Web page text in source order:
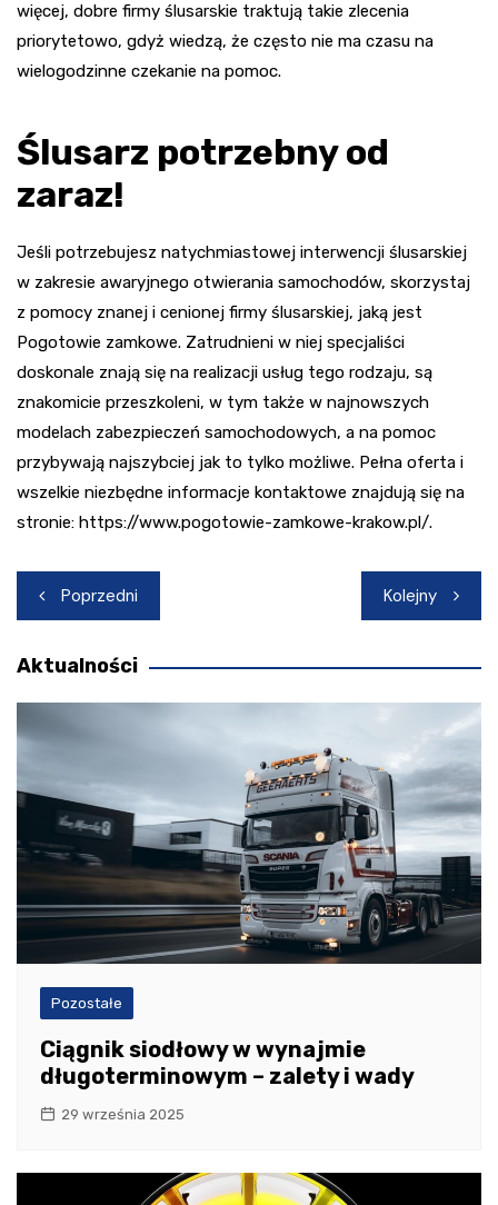
więcej, dobre firmy ślusarskie traktują takie zlecenia
priorytetowo, gdyż wiedzą, że często nie ma czasu na
wielogodzinne czekanie na pomoc.
Ślusarz potrzebny od
zaraz!
Jeśli potrzebujesz natychmiastowej interwencji ślusarskiej
w zakresie awaryjnego otwierania samochodów, skorzystaj
z pomocy znanej i cenionej firmy ślusarskiej, jaką jest
Pogotowie zamkowe. Zatrudnieni w niej specjaliści
doskonale znają się na realizacji usług tego rodzaju, są
znakomicie przeszkoleni, w tym także w najnowszych
modelach zabezpieczeń samochodowych, a na pomoc
przybywają najszybciej jak to tylko możliwe. Pełna oferta i
wszelkie niezbędne informacje kontaktowe znajdują się na
stronie: https://www.pogotowie-zamkowe-krakow.pl/.
Nawigacja
wpisu
Poprzedni Kolejny
Aktualności
Pozostałe
Ciągnik siodłowy w wynajmie
długoterminowym – zalety i wady
29 września 2025